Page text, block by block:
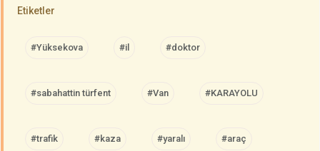
Etiketler
#Yüksekova #il #doktor
#sabahattin türfent #Van #KARAYOLU
#trafik #kaza #yaralı #araç